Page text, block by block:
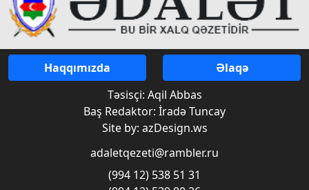
Haqqımızda
Əlaqə
Təsisçi: Aqil Abbas
Baş Redaktor: İradə Tuncay
Site by: azDesign.ws
adaletqezeti@rambler.ru
(994 12) 538 51 31